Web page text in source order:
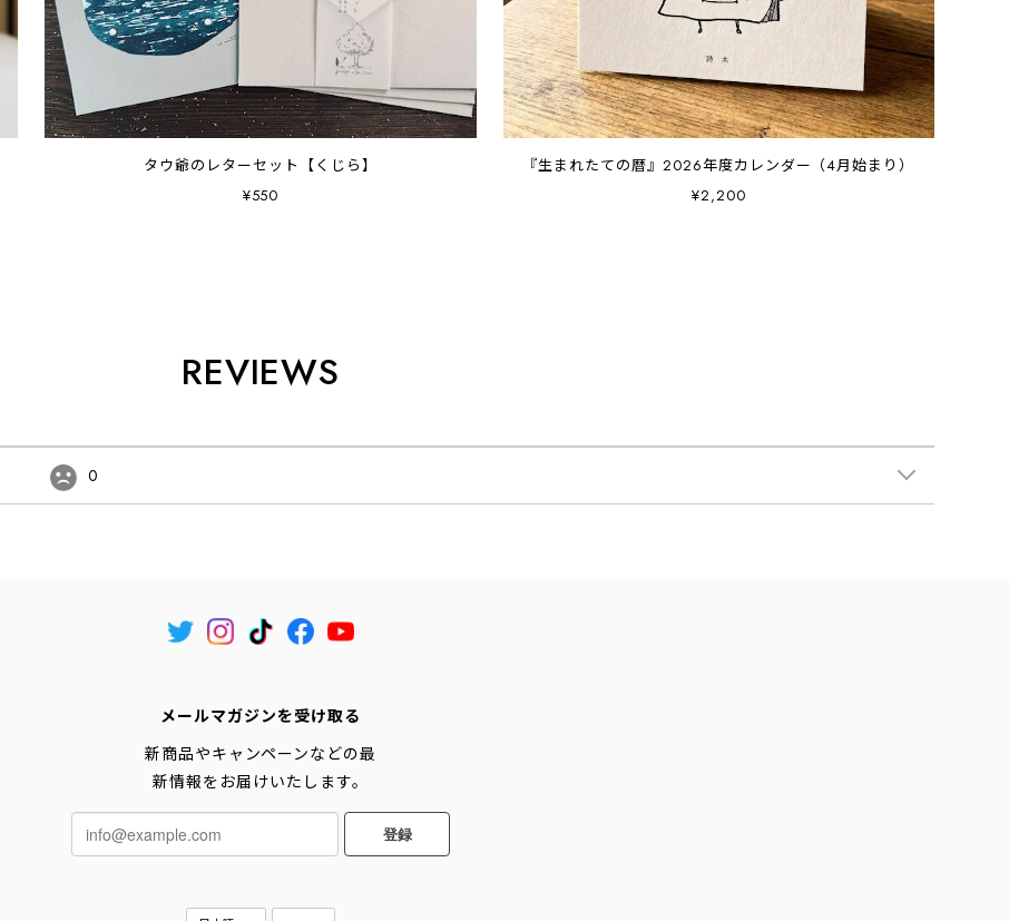
タウ爺のレターセット【くじら】
¥550
『生まれたての暦』2026年度カレンダー（4月始まり）
¥2,200
REVIEWS
0
メールマガジンを受け取る
新商品やキャンペーンなどの最
新情報をお届けいたします。
登録